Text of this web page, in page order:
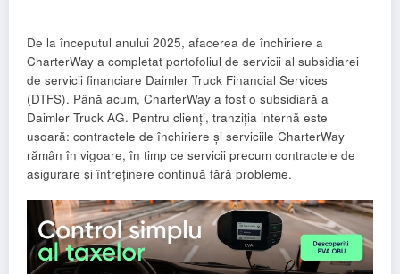
De la începutul anului 2025, afacerea de închiriere a
CharterWay a completat portofoliul de servicii al subsidiarei
de servicii financiare Daimler Truck Financial Services
(DTFS). Până acum, CharterWay a fost o subsidiară a
Daimler Truck AG. Pentru clienți, tranziția internă este
ușoară: contractele de închiriere și serviciile CharterWay
rămân în vigoare, în timp ce servicii precum contractele de
asigurare și întreținere continuă fără probleme.